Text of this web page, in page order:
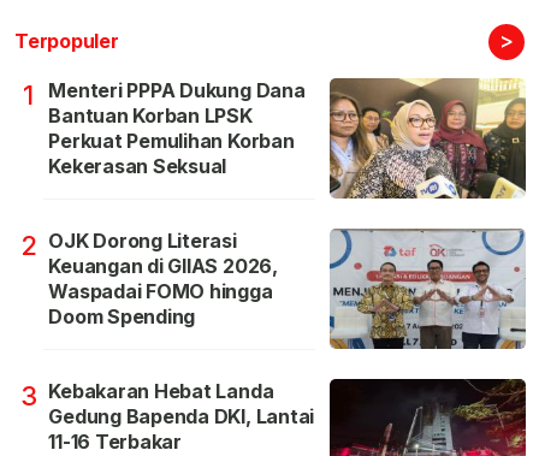
Terpopuler >
1
Menteri PPPA Dukung Dana
Bantuan Korban LPSK
Perkuat Pemulihan Korban
Kekerasan Seksual
2 OJK Dorong Literasi
Keuangan di GIIAS 2026,
Waspadai FOMO hingga
Doom Spending
3 Kebakaran Hebat Landa
Gedung Bapenda DKI, Lantai
11-16 Terbakar